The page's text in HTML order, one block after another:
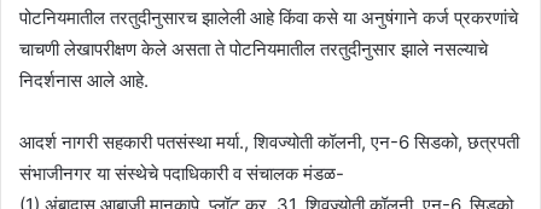
पोटनियमातील तरतुदीनुसारच झालेली आहे किंवा कसे या अनुषंगाने कर्ज प्रकरणांचे
चाचणी लेखापरीक्षण केले असता ते पोटनियमातील तरतुदीनुसार झाले नसल्याचे
निदर्शनास आले आहे.
आदर्श नागरी सहकारी पतसंस्था मर्या., शिवज्योती कॉलनी, एन-6 सिडको, छत्रपती
संभाजीनगर या संस्थेचे पदाधिकारी व संचालक मंडळ-